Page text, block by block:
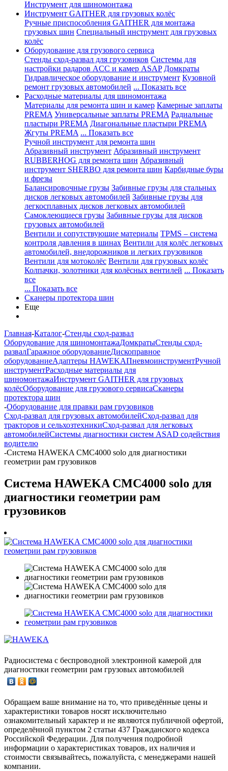
Инструмент для шиномонтажа
Инструмент GAITHER для грузовых колёс
Ручные приспособления GAITHER для монтажа
грузовых шин Специальный инструмент для грузовых
колёс
Оборудование для грузового сервиса
Стенды сход-развал для грузовиков Системы для
настройки радаров ACC и камер ASAP Домкраты
Гидравлическое оборудование и инструмент Кузовной
ремонт грузовых автомобилей ... Показать все
Расходные материалы для шиномонтажа
Материалы для ремонта шин и камер Камерные заплаты
PREMA Универсальные заплаты PREMA Радиальные
пластыри PREMA Диагональные пластыри PREMA
Жгуты PREMA ... Показать все
Ручной инструмент для ремонта шин
Абразивный инструмент Абразивный инструмент
RUBBERHOG для ремонта шин Абразивный
инструмент SHERBO для ремонта шин Карбидные буры
и фрезы
Балансировочные грузы Забивные грузы для стальных
дисков легковых автомобилей Забивные грузы для
легкосплавных дисков легковых автомобилей
Самоклеющиеся грузы Забивные грузы для дисков
грузовых автомобилей
Вентили и сопутствующие материалы TPMS – система
контроля давления в шинах Вентили для колёс легковых
автомобилей, внедорожников и легких грузовиков
Вентили для мотоколёс Вентили для грузовых колёс
Колпачки, золотники для колёсных вентилей ... Показать
все
... Показать все
Сканеры протектора шин
Еще
Главная-Каталог-Стенды сход-развал
Оборудование для шиномонтажаДомкратыСтенды сход-
развалГаражное оборудованиеДископравное
оборудованиеАдаптеры HAWEKAПневмоинструментРучной
инструментРасходные материалы для
шиномонтажаИнструмент GAITHER для грузовых
колёсОборудование для грузового сервисаСканеры
протектора шин
-Оборудование для правки рам грузовиков
Сход-развал для грузовых автомобилейСход-развал для
тракторов и сельхозтехникиСход-развал для легковых
автомобилейСистемы диагностики систем ASAD содействия
водителю
-Система HAWEKA CMC4000 solo для диагностики
геометрии рам грузовиков
Система HAWEKA CMC4000 solo для
диагностики геометрии рам
грузовиков
Радиосистема с беспроводной электронной камерой для
диагностики геометрии рам грузовых автомобилей
Обращаем ваше внимание на то, что приведённые цены и
характеристики товаров носят исключительно
ознакомительный характер и не являются публичной офертой,
определённой пунктом 2 статьи 437 Гражданского кодекса
Российской Федерации. Для получения подробной
информации о характеристиках товаров, их наличия и
стоимости связывайтесь, пожалуйста, с менеджерами нашей
компании.